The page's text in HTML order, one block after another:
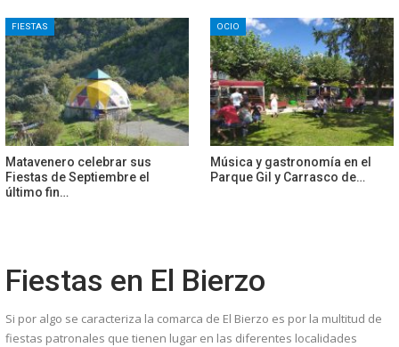
FIESTAS
Matavenero celebrar sus
Fiestas de Septiembre el
último fin…
OCIO
Música y gastronomía en el
Parque Gil y Carrasco de…
Fiestas en El Bierzo
Si por algo se caracteriza la comarca de El Bierzo es por la multitud de
fiestas patronales que tienen lugar en las diferentes localidades